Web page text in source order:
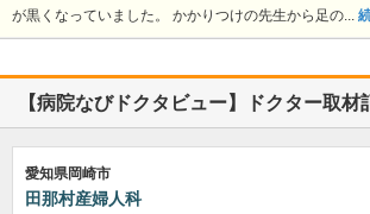
が黒くなっていました。 かかりつけの先生から足の...
【病院なびドクタビュー】ドクター取材
愛知県岡崎市
田那村産婦人科